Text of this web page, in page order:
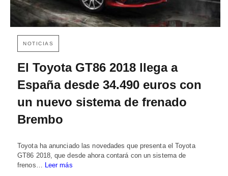
NOTICIAS
El Toyota GT86 2018 llega a
España desde 34.490 euros con
un nuevo sistema de frenado
Brembo
Toyota ha anunciado las novedades que presenta el Toyota
GT86 2018, que desde ahora contará con un sistema de
frenos… Leer más